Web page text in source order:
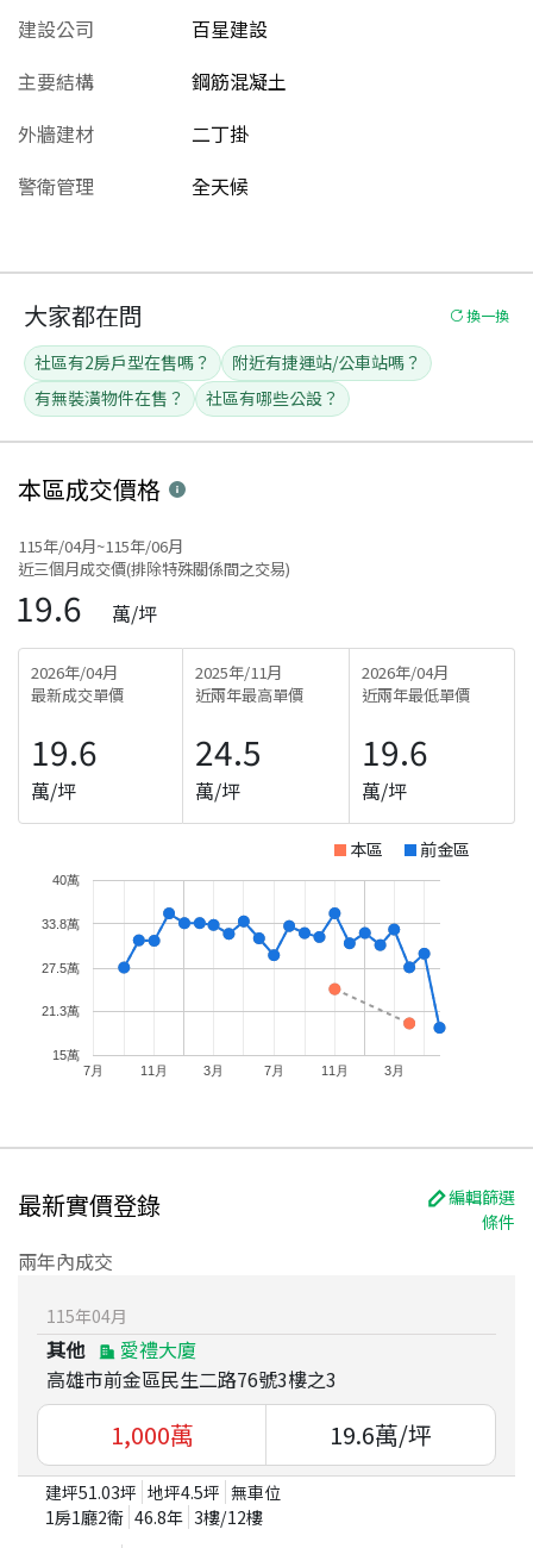
建設公司
百星建設
主要結構
鋼筋混凝土
外牆建材
二丁掛
警衛管理
全天候
大家都在問 換一換
社區有2房戶型在售嗎？
附近有捷運站/公車站嗎？
有無裝潢物件在售？
社區有哪些公設？
本區成交價格
115年/04月~115年/06月
近三個月成交價(排除特殊關係間之交易)
19.6 萬/坪
2026年/04月
最新成交單價
19.6
萬/坪
2025年/11月
近兩年最高單價
24.5
萬/坪
2026年/04月
近兩年最低單價
19.6
萬/坪
本區 前金區
7月 11月 3月 7月 11月 3月
15萬
21.3萬
27.5萬
33.8萬
40萬
最新實價登錄
編輯篩選
條件
兩年內成交
115年04月
其他
愛禮大廈
高雄市前金區民生二路76號3樓之3
1,000萬 19.6萬/坪
建坪51.03坪 地坪4.5坪 無車位
1房1廳2衛 46.8年 3樓/12樓